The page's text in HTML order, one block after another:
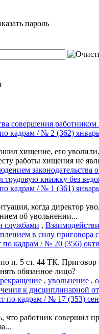
совершения
кадрам / № 2 (362)
хищение, его
работы хищения не
законодательства
трудовую книжку без
кадрам / № 1 (361)
когда директор
об увольнении...
службами ,
в силу приговора
по кадрам / № 20 (356)
п. 5 ст. 44 ТК. Приговор
обязанное лицо?
, увольнение ,
к дисциплинарной
по кадрам / № 17 (353)
что работник